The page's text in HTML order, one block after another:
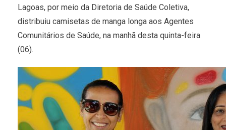
Lagoas, por meio da Diretoria de Saúde Coletiva,
distribuiu camisetas de manga longa aos Agentes
Comunitários de Saúde, na manhã desta quinta-feira
(06).